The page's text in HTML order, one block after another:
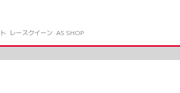
レースクイーン AS SHOP